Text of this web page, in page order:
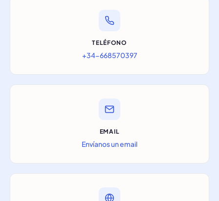
TELÉFONO
+34-668570397
EMAIL
Envíanos un email